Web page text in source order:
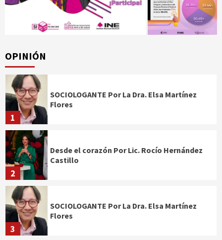
OPINIÓN
1
SOCIOLOGANTE Por La Dra. Elsa Martínez
Flores
2
Desde el corazón Por Lic. Rocío Hernández
Castillo
3
SOCIOLOGANTE Por La Dra. Elsa Martínez
Flores